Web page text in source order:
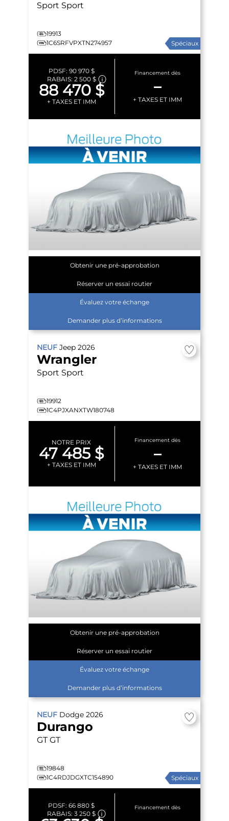
Sport Sport
19913
1C6SRFVPXTN274957
Spéciaux
PDSF: 90 970 $
RABAIS: 2 500 $
88 470 $
+ TAXES ET IMM
Financement dès
–
+ TAXES ET IMM
Obtenir une pré-approbation
Réserver un essai routier
Évaluez votre échange
Demander plus d’informations
NEUF Jeep 2026
Wrangler
Sport Sport
19912
1C4PJXANXTW180748
NOTRE PRIX
47 485 $
+ TAXES ET IMM
Financement dès
–
+ TAXES ET IMM
Obtenir une pré-approbation
Réserver un essai routier
Évaluez votre échange
Demander plus d’informations
NEUF Dodge 2026
Durango
GT GT
19848
1C4RDJDGXTC154890
Spéciaux
PDSF:66 880 $
RABAIS:3 250 $
Financement dès